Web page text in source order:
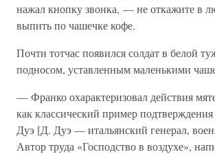
нажал кнопку звонка, — не откажите в
выпить по чашечке кофе.
Почти тотчас появился солдат в белой
подносом, уставленным маленькими
— Франко охарактеризовал действия
как классический пример
Дуэ [Д. Дуэ — итальянский генерал,
Автор труда «Господство в воздухе»,